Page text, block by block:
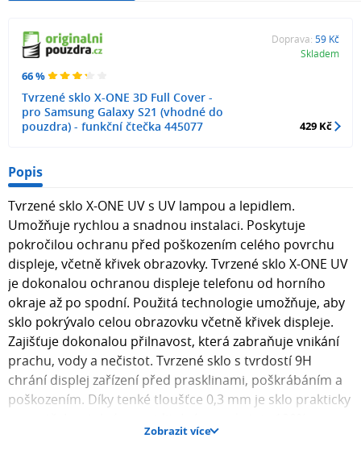
66 %
Tvrzené sklo X-ONE 3D Full Cover -
pro Samsung Galaxy S21 (vhodné do
pouzdra) - funkční čtečka 445077
Doprava: 59 Kč
Skladem
429 Kč
Popis
Tvrzené sklo X-ONE UV s UV lampou a lepidlem.
Umožňuje rychlou a snadnou instalaci. Poskytuje
pokročilou ochranu před poškozením celého povrchu
displeje, včetně křivek obrazovky. Tvrzené sklo X-ONE UV
je dokonalou ochranou displeje telefonu od horního
okraje až po spodní. Použitá technologie umožňuje, aby
sklo pokrývalo celou obrazovku včetně křivek displeje.
Zajišťuje dokonalou přilnavost, která zabraňuje vnikání
prachu, vody a nečistot. Tvrzené sklo s tvrdostí 9H
chrání displej zařízení před prasklinami, poškrábáním a
poškozením. Díky tenké tloušťce 0,3 mm je sklo prakticky
dotykovou hodnotu. Oleofobní povlak zajišťuje čistotu
Zobrazit více